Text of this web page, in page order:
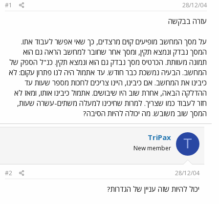
ש
א
28/12/04
#1
עזרה בבקשה
על מסך המחשב מופיעים קוים מרצדים, כך שאי אפשר לעבוד אתו.
המסך נבדק ונמצא תקין, ומסך אחר שחובר למחשב הראה גם הוא
תמונה מעוותת. הכרטיס מסך נבדק גם הוא ונמצא תקין. כנ"ל הספק של
המחשב. הבעיה נמשכת כבר חודש. עד אתמול היה לנו פתרון עקום: לא
כיבינו את המחשב. אם כיבינו, היינו צריכים לחכות מספר שעות עד
ההדלקה הבאה, אחרת שוב היו שיבושים. אתמול כיבינו אותו, ומאז לא
חזר לעבוד כמו שצריך. למרות שחיכינו למעלה משתים-עשרה שעות,
המסך שוב משובש. מה יכולה להיות הסיבה?
T
TriPax
New member
28/12/04
#2
יכול להיות שזה עניין של הגדרות?